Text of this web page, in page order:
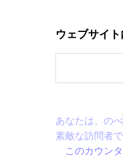
ウェブサイ
あなたは、のべ
素敵な訪問者で
このカウン